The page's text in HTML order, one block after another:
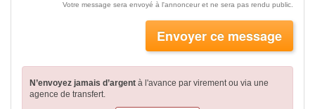
Votre message sera envoyé à l'annonceur et ne sera pas rendu public.
Envoyer ce message
N’envoyez jamais d’argent à l'avance par virementou via une
agence de transfert.